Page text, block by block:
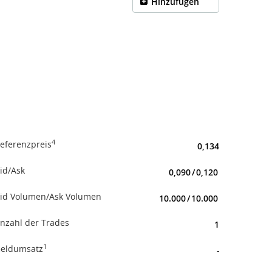
4 0,134
Ask 0,090/0,120
Volumen/Ask Volumen 10.000/10.000
der Trades 1
1 -